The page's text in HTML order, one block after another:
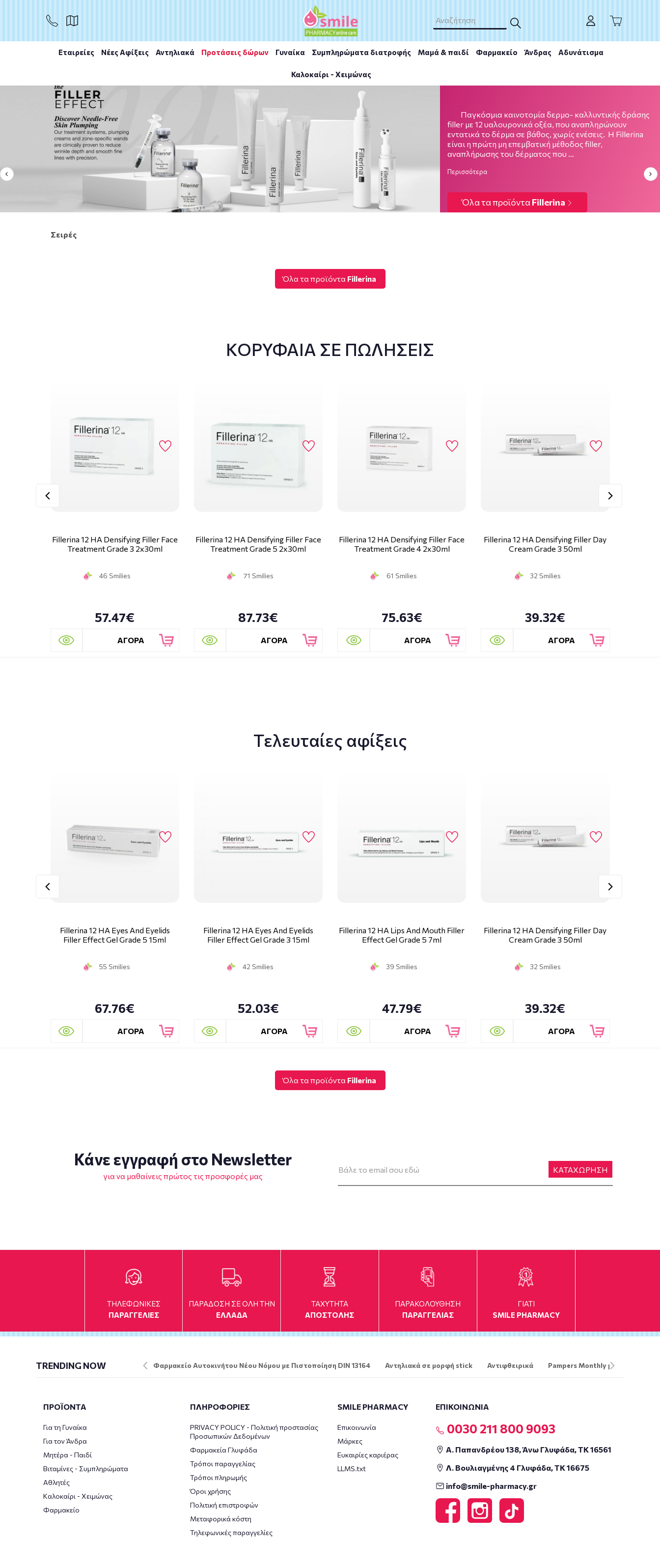
Εταιρείες Νέες Αφίξεις Αντηλιακά Προτάσεις δώρων Γυναίκα Συμπληρώματα διατροφής Μαμά & παιδί Φαρμακείο Άνδρας Αδυνάτισμα
Καλοκαίρι - Χειμώνας
Παγκόσμια καινοτομία δερμο- καλλυντικής δράσης
filler με 12 υαλουρονικά οξέα, που αναπληρώνουν
εντατικά το δέρμα σε βάθος, χωρίς ενέσεις. Η Fillerina
είναι η πρώτη μη επεμβατική μέθοδος filler,
αναπλήρωσης του δέρματος που …
Περισσότερα
Όλα τα προϊόντα Fillerina
Σειρές
Όλα τα προϊόντα Fillerina
ΚΟΡΥΦΑΙΑ ΣΕ ΠΩΛΗΣΕΙΣ
Fillerina 12 HA Densifying Filler Face
Treatment Grade 3 2x30ml
46 Smilies
57.47€
ΑΓΟΡΑ
Fillerina 12 HA Densifying Filler Face
Treatment Grade 5 2x30ml
71 Smilies
87.73€
ΑΓΟΡΑ
Fillerina 12 HA Densifying Filler Face
Treatment Grade 4 2x30ml
61 Smilies
75.63€
ΑΓΟΡΑ
Fillerina 12 HA Densifying Filler Day
Cream Grade 3 50ml
32 Smilies
39.32€
ΑΓΟΡΑ
Τελευταίες αφίξεις
Fillerina 12 HA Eyes And Eyelids
Filler Effect Gel Grade 5 15ml
55 Smilies
67.76€
ΑΓΟΡΑ
Fillerina 12 HA Eyes And Eyelids
Filler Effect Gel Grade 3 15ml
42 Smilies
52.03€
ΑΓΟΡΑ
Fillerina 12 HA Lips And Mouth Filler
Effect Gel Grade 5 7ml
39 Smilies
47.79€
ΑΓΟΡΑ
Fillerina 12 HA Densifying Filler Day
Cream Grade 3 50ml
32 Smilies
39.32€
ΑΓΟΡΑ
Όλα τα προϊόντα Fillerina
Κάνε εγγραφή στο Newsletter
για να μαθαίνεις πρώτος τις προσφορές μας
ΚΑΤΑΧΩΡΗΣΗ
ΤΗΛΕΦΩΝΙΚΕΣ
ΠΑΡΑΓΓΕΛΙΕΣ
ΠΑΡΑΔΟΣΗ ΣΕ ΟΛΗ ΤΗΝ
ΕΛΛΑΔΑ
TAXYTHTA
ΑΠΟΣΤΟΛΗΣ
ΠΑΡΑΚΟΛΟΥΘΗΣΗ
ΠΑΡΑΓΓΕΛΙΑΣ
ΓΙΑΤΙ
SMILE PHARMACY
TRENDING NOW Φαρμακείο Αυτοκινήτου Νέου Νόμου με Πιστοποίηση DIN 13164 Αντηλιακά σε μορφή stick Αντιφθειρικά Pampers Monthly pack
ΠΡΟΪΟΝΤΑ
Για τη Γυναίκα
Για τον Άνδρα
Μητέρα - Παιδί
Βιταμίνες - Συμπληρώματα
Αθλητές
Καλοκαίρι - Χειμώνας
Φαρμακείο
ΠΛΗΡΟΦΟΡΙΕΣ
PRIVACY POLICY - Πολιτική προστασίας
Προσωπικών Δεδομένων
Φαρμακεία Γλυφάδα
Τρόποι παραγγελίας
Τρόποι πληρωμής
Όροι χρήσης
Πολιτική επιστροφών
Μεταφορικά κόστη
Τηλεφωνικές παραγγελίες
SMILE PHARMACY
Επικοινωνία
Μάρκες
Ευκαιρίες καριέρας
LLMS.txt
ΕΠΙΚΟΙΝΩΝΙΑ
0030 211 800 9093
Α. Παπανδρέου 138, Άνω Γλυφάδα, ΤΚ 16561
Λ. Βουλιαγμένης 4 Γλυφάδα, ΤΚ 16675
info@smile-pharmacy.gr